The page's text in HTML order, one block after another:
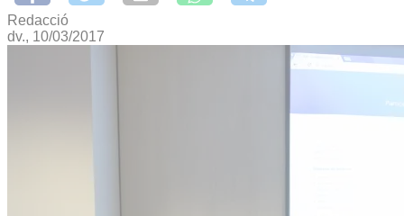
Redacció
dv., 10/03/2017